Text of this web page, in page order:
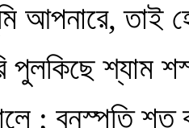
আপনারে, তাই
পুলকিছে শ্যাম
; বনস্পতি শত